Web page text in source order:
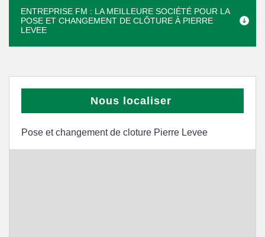
ENTREPRISE FM : LA MEILLEURE SOCIÉTÉ POUR LA
POSE ET CHANGEMENT DE CLÔTURE À PIERRE
LEVEE
Nous localiser
Pose et changement de cloture Pierre Levee